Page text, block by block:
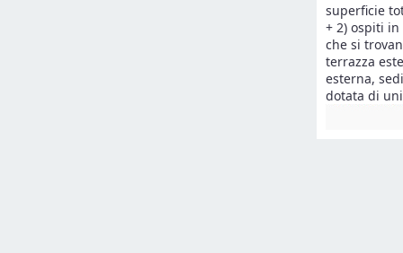
superficie
+ 2) ospiti
che si
terrazza
esterna,
dotata di